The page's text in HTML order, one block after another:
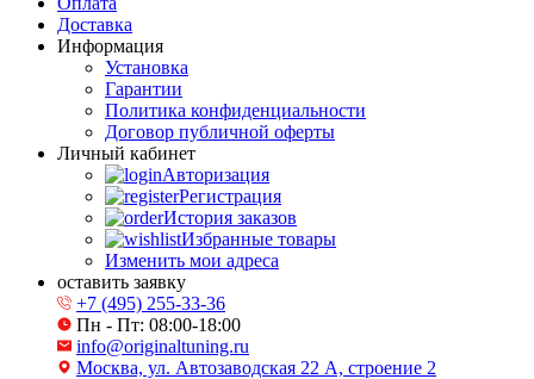
Доставка
Информация
Установка
Гарантии
Политика конфиденциальности
Договор публичной оферты
Личный кабинет
Авторизация
Регистрация
История заказов
Избранные товары
Изменить мои адреса
оставить заявку
+7 (495) 255-33-36
Пн - Пт: 08:00-18:00
info@originaltuning.ru
Москва, ул. Автозаводская 22 А, строение 2